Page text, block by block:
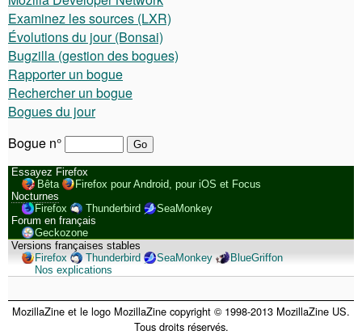
Examinez les sources (LXR)
Évolutions du jour (Bonsai)
Bugzilla (gestion des bogues)
Rapporter un bogue
Rechercher un bogue
Bogues du jour
Bogue n°
Essayez Firefox
Bêta
Firefox pour Android, pour iOS et Focus
Nocturnes
Firefox
Thunderbird
SeaMonkey
Forum en français
Geckozone
Versions françaises stables
Firefox
Thunderbird SeaMonkey
BlueGriffon
Nos explications
MozillaZine et le logo MozillaZine copyright © 1998-2013 MozillaZine US.
Tous droits réservés.